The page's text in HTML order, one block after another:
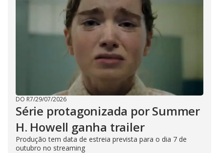
DO R7/29/07/2026
Série protagonizada por Summer
H. Howell ganha trailer
Produção tem data de estreia prevista para o dia 7 de
outubro no streaming